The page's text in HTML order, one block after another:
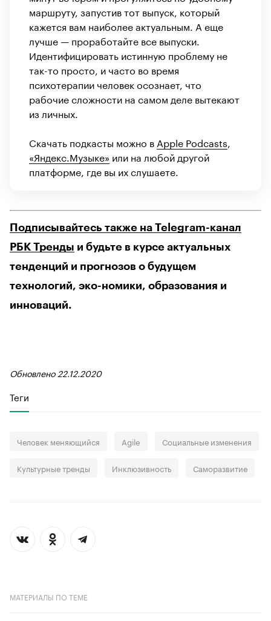
маршруту, запустив тот выпуск, который
кажется вам наиболее актуальным. А еще
лучше — проработайте все выпуски.
Идентифицировать истинную проблему не
так-то просто, и часто во время
психотерапии человек осознает, что
рабочие сложности на самом деле вытекают
из личных.
Скачать подкасты можно в Apple Podcasts
«Яндекс.Музыке» или на любой другой
платформе, где вы их слушаете.
Подписывайтесь также на Telegram-канал
РБК Тренды и будьте в курсе актуальных
тенденций и прогнозов о будущем
технологий, эко-номики, образования и
инноваций.
Обновлено 22.12.2020
Теги
Человек меняющийся Agile Социальные изменения
Культурные тренды Инклюзивность Саморазвитие
МАТЕРИАЛЫ ПО ТЕМЕ